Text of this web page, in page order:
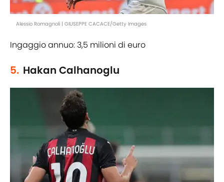
Alessio Romagnoli | GIUSEPPE CACACE/Getty Images
Ingaggio annuo: 3,5 milioni di euro
5. Hakan Calhanoglu